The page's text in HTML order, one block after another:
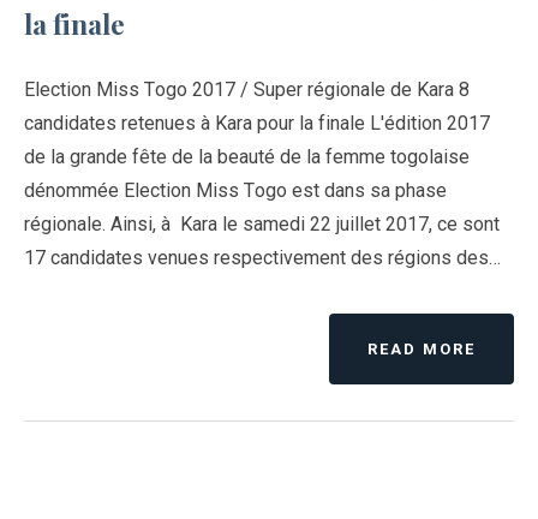
la finale
Election Miss Togo 2017 / Super régionale de Kara 8
candidates retenues à Kara pour la finale L'édition 2017
de la grande fête de la beauté de la femme togolaise
dénommée Election Miss Togo est dans sa phase
régionale. Ainsi, à Kara le samedi 22 juillet 2017, ce sont
17 candidates venues respectivement des régions des…
READ MORE